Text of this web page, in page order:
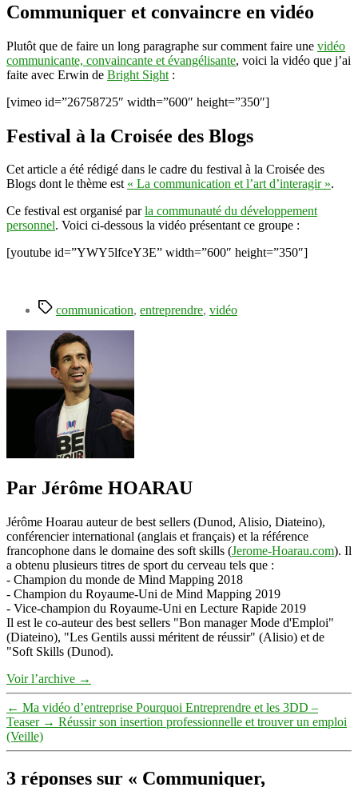
Communiquer et convaincre en vidéo
Plutôt que de faire un long paragraphe sur comment faire une vidéo
communicante, convaincante et évangélisante, voici la vidéo que j’ai
faite avec Erwin de Bright Sight :
[vimeo id=”26758725″ width=”600″ height=”350″]
Festival à la Croisée des Blogs
Cet article a été rédigé dans le cadre du festival à la Croisée des
Blogs dont le thème est « La communication et l’art d’interagir ».
Ce festival est organisé parla communauté du développement
personnel. Voici ci-dessous la vidéo présentant ce groupe :
[youtube id=”YWY5lfceY3E” width=”600″ height=”350″]
Étiquettes
communication, entreprendre, vidéo
Par Jérôme HOARAU
Jérôme Hoarau auteur de best sellers (Dunod, Alisio, Diateino),
conférencier international (anglais et français) et la référence
francophone dans le domaine des soft skills (Jerome-Hoarau.com). Il
a obtenu plusieurs titres de sport du cerveau tels que :
- Champion du monde de Mind Mapping 2018
- Champion du Royaume-Uni de Mind Mapping 2019
- Vice-champion du Royaume-Uni en Lecture Rapide 2019
Il est le co-auteur des best sellers "Bon manager Mode d'Emploi"
(Diateino), "Les Gentils aussi méritent de réussir" (Alisio) et de
"Soft Skills (Dunod).
Voir l’archive →
← Ma vidéo d’entreprise Pourquoi Entreprendre et les 3DD –
Teaser → Réussir son insertion professionnelle et trouver un emploi
(Veille)
3 réponses sur « Communiquer,